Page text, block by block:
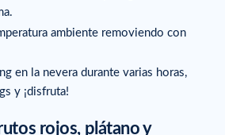
ambiente removiendo con
en la nevera durante varias horas,
y ¡disfruta!
rojos, plátano y